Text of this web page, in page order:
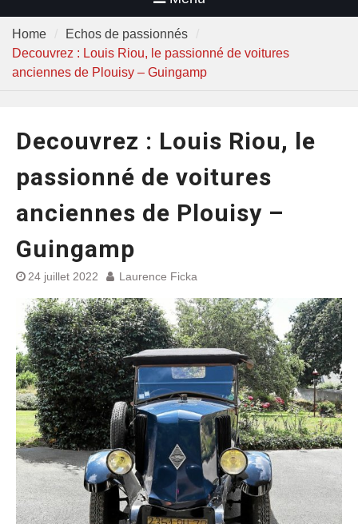
Home
Echos de passionnés
Decouvrez : Louis Riou, le passionné de voitures
anciennes de Plouisy – Guingamp
Decouvrez : Louis Riou, le
passionné de voitures
anciennes de Plouisy –
Guingamp
24 juillet 2022 Laurence Ficka